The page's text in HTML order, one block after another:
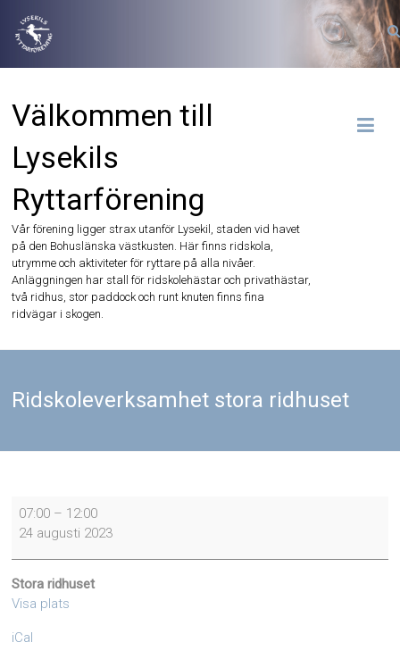
innehåll
Välkommen till
Lysekils
Ryttarförening
Vår förening ligger strax utanför Lysekil, staden vid havet
på den Bohuslänska västkusten. Här finns ridskola,
utrymme och aktiviteter för ryttare på alla nivåer.
Anläggningen har stall för ridskolehästar och privathästar,
två ridhus, stor paddock och runt knuten finns fina
ridvägar i skogen.
Ridskoleverksamhet stora ridhuset
Ridskoleverksamhet
stora
ridhuset
07:00 – 12:00
24 augusti 2023
Stora ridhuset
Visa plats
iCal